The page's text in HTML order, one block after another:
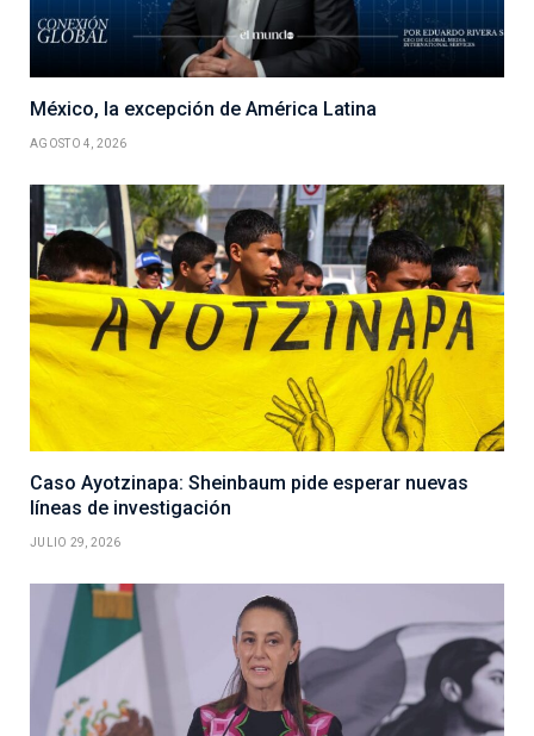
México, la excepción de América Latina
AGOSTO 4, 2026
Caso Ayotzinapa: Sheinbaum pide esperar nuevas
líneas de investigación
JULIO 29, 2026